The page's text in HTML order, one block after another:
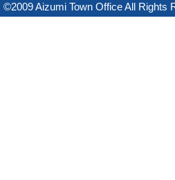
©2009 Aizumi Town Office All Rights